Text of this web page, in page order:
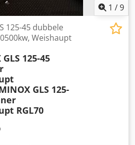
1 /9
125-45 dubbele
Weishaupt
125-45
GLS 125-
RGL70